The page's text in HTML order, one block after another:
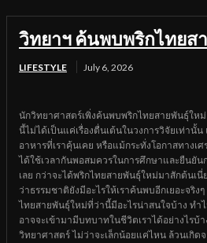
วิทยาฯ ค้นพบพริกไทยส
LIFESTYLE July 6, 2026
นักวิทยาศาสตร์เพิ่งค้นพบพริกไทยสายพันธุ์ให
นี้ไม่ได้เป็นแค่เรื่องตื่นเต้นในวงการวิจัยเท่านั้
อาหารที่เราคุ้นเคย หรือแม้กระทั่งโอกาสทาง
ได้ใช้เวลากันพอสมควรในการศึกษาและยืนยัน
เลย กว่าจะได้พริกไทยสายพันธุ์ใหม่มาสักต้นเนี่
ว่าธรรมชาติยังมีอะไรให้เราค้นพบอีกเยอะจริ
ไทยสายพันธุ์ใหม่ที่ว่านี้มีอะไรน่าสนใจบ้าง ท
อาจจะเข้ามามีบทบาทในชีวิตเราได้อย่างไรบ้
วิทยาศาสตร์ ไม่ว่าจะเล็กน้อยแค่ไหน ล้วนเกิด